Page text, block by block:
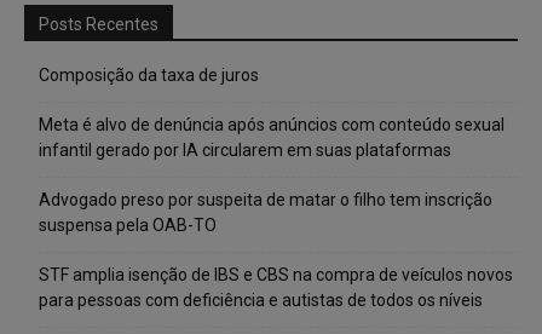
Posts Recentes
Composição da taxa de juros
Meta é alvo de denúncia após anúncios com conteúdo sexual
infantil gerado por IA circularem em suas plataformas
Advogado preso por suspeita de matar o filho tem inscrição
suspensa pela OAB-TO
STF amplia isenção de IBS e CBS na compra de veículos novos
para pessoas com deficiência e autistas de todos os níveis